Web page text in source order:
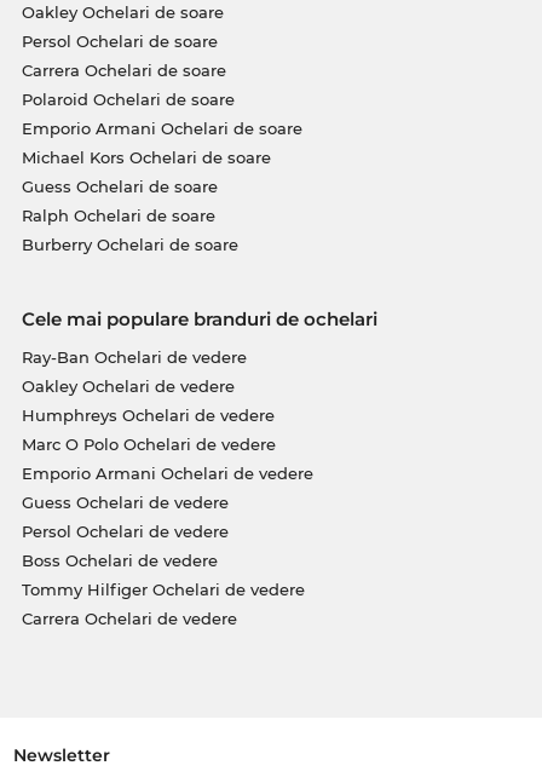
Oakley Ochelari de soare
Persol Ochelari de soare
Carrera Ochelari de soare
Polaroid Ochelari de soare
Emporio Armani Ochelari de soare
Michael Kors Ochelari de soare
Guess Ochelari de soare
Ralph Ochelari de soare
Burberry Ochelari de soare
Cele mai populare branduri de ochelari
Ray-Ban Ochelari de vedere
Oakley Ochelari de vedere
Humphreys Ochelari de vedere
Marc O Polo Ochelari de vedere
Emporio Armani Ochelari de vedere
Guess Ochelari de vedere
Persol Ochelari de vedere
Boss Ochelari de vedere
Tommy Hilfiger Ochelari de vedere
Carrera Ochelari de vedere
Newsletter